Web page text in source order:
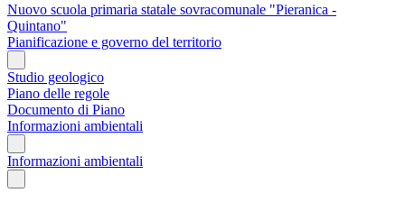
Nuovo scuola primaria statale sovracomunale "Pieranica -
Quintano"
Pianificazione e governo del territorio
Studio geologico
Piano delle regole
Documento di Piano
Informazioni ambientali
Informazioni ambientali